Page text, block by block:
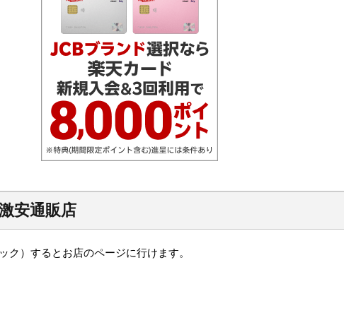
安通販店
ク）するとお店のページに行けます。